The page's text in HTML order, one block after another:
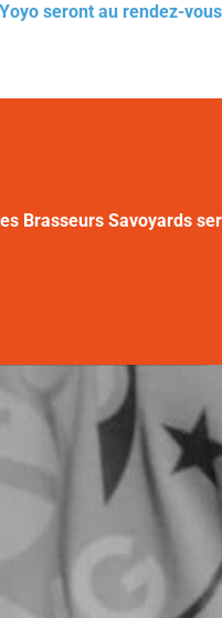
seront au rendez-
Brasseurs Savoyards